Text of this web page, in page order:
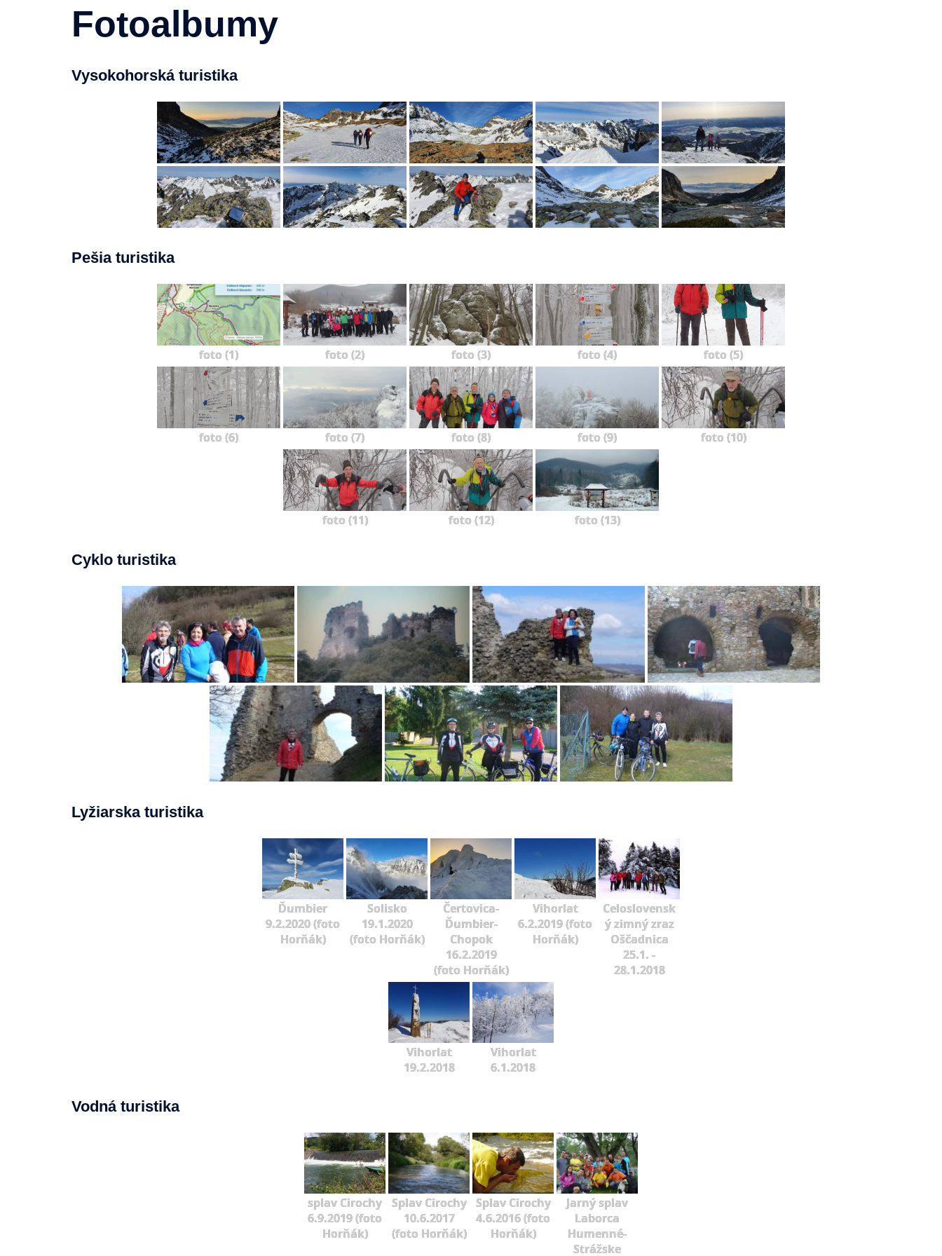
Fotoalbumy
Vysokohorská turistika
Pešia turistika
foto (1) foto (2) foto (3) foto (4) foto (5)
foto (6) foto (7) foto (8) foto (9) foto (10)
foto (11) foto (12) foto (13)
Cyklo turistika
Lyžiarska turistika
Ďumbier
9.2.2020 (foto
Horňák)
Solisko
19.1.2020
(foto Horňák)
Čertovica-
Ďumbier-
Chopok
16.2.2019
(foto Horňák)
Vihorlat
6.2.2019 (foto
Horňák)
Celoslovensk
ý zimný zraz
Oščadnica
25.1. -
28.1.2018
Vihorlat
19.2.2018
Vihorlat
6.1.2018
Vodná turistika
splav Cirochy
6.9.2019 (foto
Horňák)
Splav Cirochy
10.6.2017
(foto Horňák)
Splav Cirochy
4.6.2016 (foto
Horňák)
Jarný splav
Laborca
Humenné-
Strážske